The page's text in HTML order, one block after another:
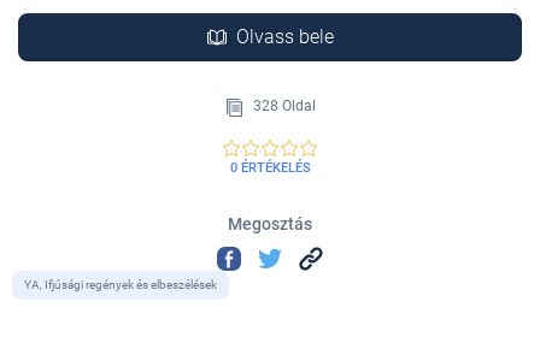
Olvass bele
328 Oldal
0 ÉRTÉKELÉS
Megosztás
YA, Ifjúsági regények és elbeszélések